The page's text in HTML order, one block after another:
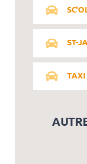
ST-
TAXI